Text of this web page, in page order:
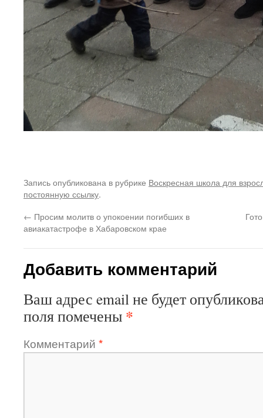
Запись опубликована в рубрике Воскресная школа для
постоянную ссылку.
← Просим молитв о упокоении погибших в
авиакатастрофе в Хабаровском крае
Добавить комментарий
Ваш адрес email не будет
поля помечены *
Комментарий *